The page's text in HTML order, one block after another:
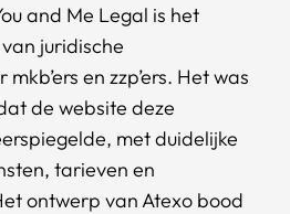
and Me Legal is het
juridische
en zzp’ers. Het was
de website deze
met duidelijke
tarieven en
ontwerp van Atexo bood